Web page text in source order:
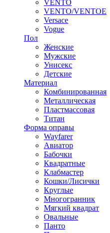
VENTO
VENTO/VENTOE
Versace
Vogue
Пол
Женские
Мужские
Унисекс
Детские
Материал
Комбинированная
Металлическая
Пластмассовая
Титан
Форма оправы
Wayfarer
Авиатор
Бабочки
Квадратные
Клабмастер
Кошки/Лисички
Круглые
Многогранник
Мягкий квадрат
Овальные
Панто